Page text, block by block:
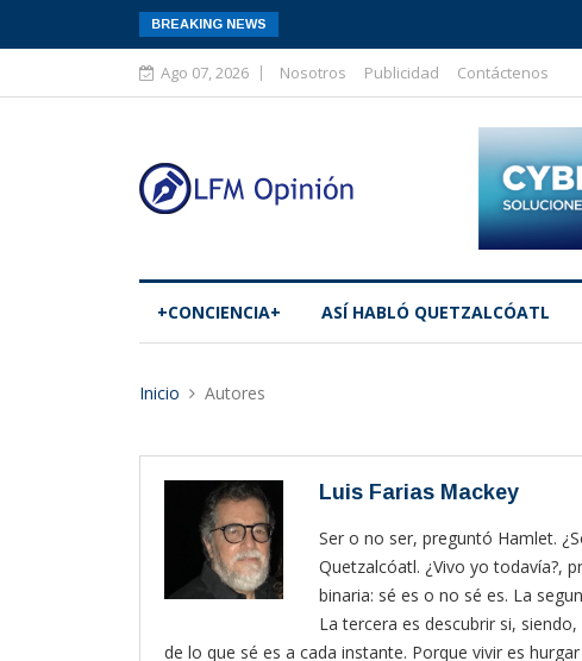
BREAKING NEWS
Ago 07, 2026 Nosotros Publicidad Contáctenos
+CONCIENCIA+ ASÍ­ HABLÓ QUETZALCÓATL
Inicio Autores
Luis Farias Mackey
Ser o no ser, preguntó Hamlet.
Quetzalcóatl. ¿Vivo yo todavía?,
binaria: sé es o no sé es. La
La tercera es descubrir si,
de lo que sé es a cada instante. Porque vivir es